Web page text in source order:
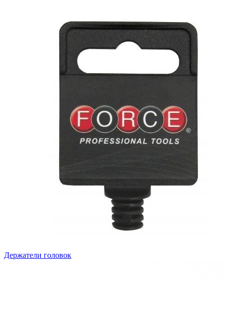
Держатели головок